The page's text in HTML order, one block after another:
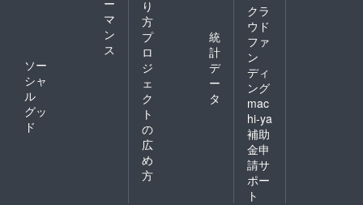
ー
マ
ン
ス
ソー
シャ
ル
グッ
ド
り
方
プ
ロ
ジ
ェ
ク
ト
の
広
め
方
統
計
デ
ー
タ
クラ
ウド
ファ
ン
ディ
ング
mac
hi-ya
補助
金申
請サ
ポー
ト